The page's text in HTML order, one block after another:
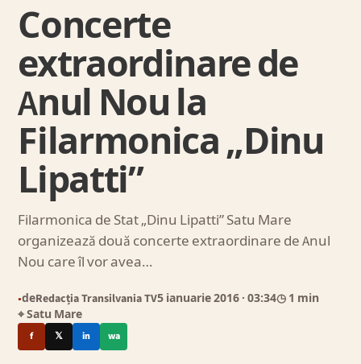
Concerte
extraordinare de
Anul Nou la
Filarmonica „Dinu
Lipatti”
Filarmonica de Stat „Dinu Lipatti” Satu Mare
organizează două concerte extraordinare de Anul
Nou care îl vor avea…
●deRedacția Transilvania TV5 ianuarie 2016 · 03:34◷ 1 min
⌖ Satu Mare
f 𝕏 in wa